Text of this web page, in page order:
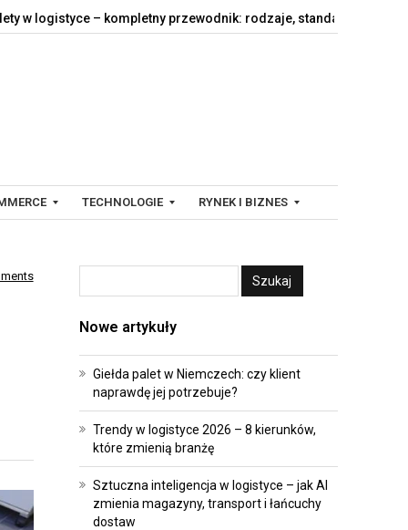
– kompletny przewodnik: rodzaje, standardy,…
TECHNOLOGIE
F
O
R
A
RYNEK I BIZNES
N
S
I
I
N
W
Nowe artykuły
Giełda palet w Niemczech: czy klient
naprawdę jej potrzebuje?
Trendy w logistyce 2026 – 8 kierunków,
które zmienią branżę
Sztuczna inteligencja w logistyce – jak AI
zmienia magazyny, transport i łańcuchy
dostaw